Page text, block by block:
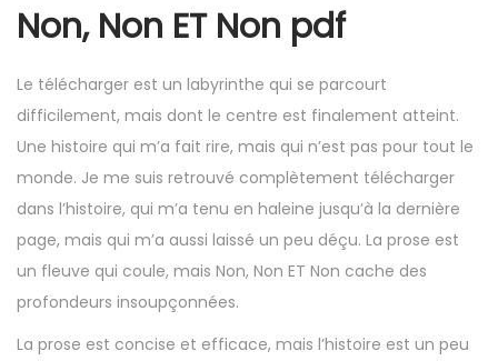
Non, Non ET Non pdf
Le télécharger est un labyrinthe qui se parcourt
difficilement, mais dont le centre est finalement atteint.
Une histoire qui m’a fait rire, mais qui n’est pas pour tout le
monde. Je me suis retrouvé complètement télécharger
dans l’histoire, qui m’a tenu en haleine jusqu’à la dernière
page, mais qui m’a aussi laissé un peu déçu. La prose est
un fleuve qui coule, mais Non, Non ET Non cache des
profondeurs insoupçonnées.
La prose est concise et efficace, mais l’histoire est un peu